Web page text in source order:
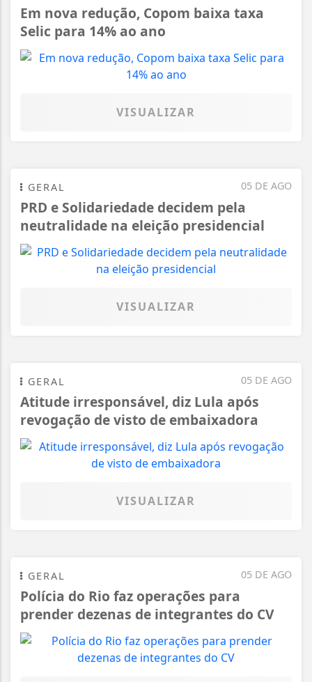
Em nova redução, Copom baixa taxa
Selic para 14% ao ano
VISUALIZAR
05 DE AGO
GERAL
PRD e Solidariedade decidem pela
neutralidade na eleição presidencial
VISUALIZAR
05 DE AGO
GERAL
Atitude irresponsável, diz Lula após
revogação de visto de embaixadora
VISUALIZAR
05 DE AGO
GERAL
Polícia do Rio faz operações para
prender dezenas de integrantes do CV